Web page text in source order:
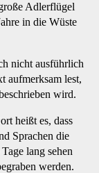
Adlerflügel
in die Wüste
nicht ausführlich
aufmerksam lest,
wird.
heißt es, dass
Sprachen die
lang sehen
werden.